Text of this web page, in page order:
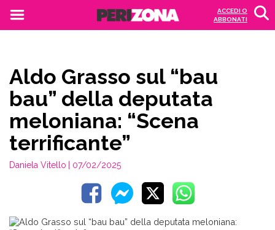
ACCEDI O
ABBONATI
Aldo Grasso sul “bau
bau” della deputata
meloniana: “Scena
terrificante”
Daniela Vitello | 07/02/2025